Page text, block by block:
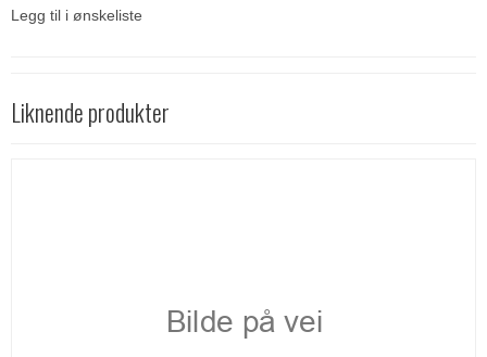
Legg til i ønskeliste
Liknende produkter